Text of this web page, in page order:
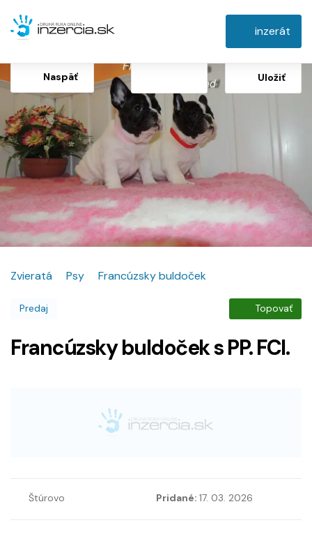
inzerát
Naspäť Uložiť
Zvieratá Psy Francúzsky buldoček
Predaj Topovať
Francúzsky buldoček s PP. FCI.
Štúrovo Pridané: 17. 03. 2026